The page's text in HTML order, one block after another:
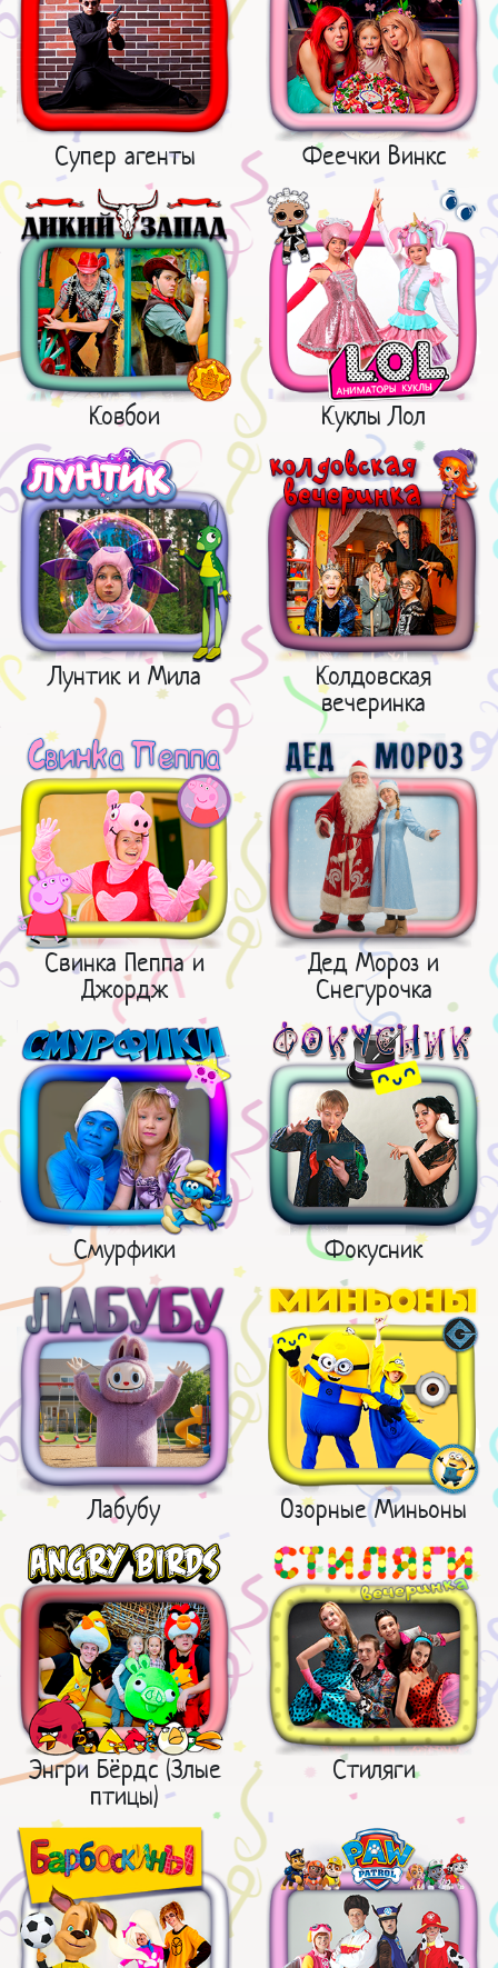
Супер агенты Феечки Винкс
Ковбои Куклы Лол
Лунтик и Мила
Колдовская
вечеринка
Свинка Пеппа и
Джордж
Дед Мороз и
Снегурочка
Смурфики Фокусник
Лабубу Озорные Миньоны
Энгри Бёрдс (Злые
птицы)
Стиляги